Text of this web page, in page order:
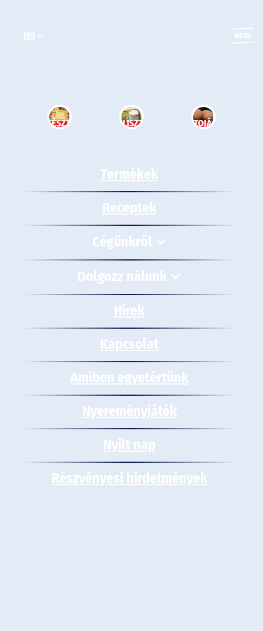
tartalomhoz
HU MENÜ
TÉSZTA LISZT TOJÁS
Termékek
Receptek
Cégünkről
Dolgozz nálunk
Hírek
Kapcsolat
Amiben egyetértünk
Nyereményjáték
Nyílt nap
Részvényesi hirdetmények